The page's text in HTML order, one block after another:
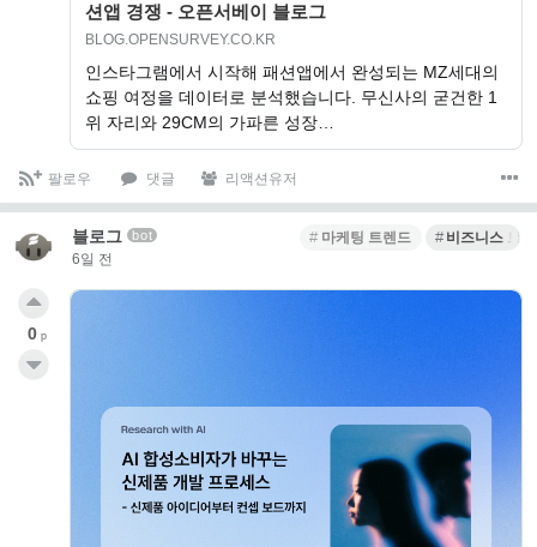
션앱 경쟁 - 오픈서베이 블로그
BLOG.OPENSURVEY.CO.KR
인스타그램에서 시작해 패션앱에서 완성되는 MZ세대의
쇼핑 여정을 데이터로 분석했습니다. 무신사의 굳건한 1
위 자리와 29CM의 가파른 성장…
팔로우 댓글 리액션유저
블로그 bot
6일 전
마케팅 트렌드 비즈니스 트
0 p